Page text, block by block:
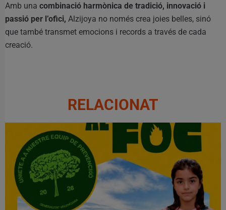
Amb una combinació harmònica de tradició, innovació i
passió per l’ofici, Alzijoya no només crea joies belles, sinó
que també transmet emocions i records a través de cada
creació.
RELACIONAT